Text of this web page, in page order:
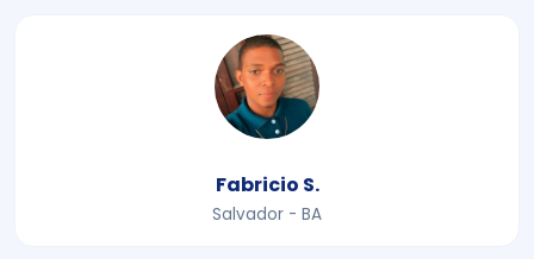
Fabricio S.
Salvador - BA